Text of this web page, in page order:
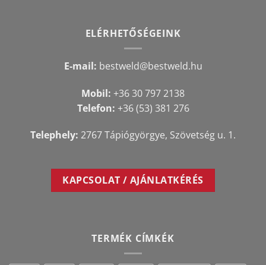
ELÉRHETŐSÉGEINK
E-mail: bestweld@bestweld.hu
Mobil: +36 30 797 2138
Telefon: +36 (53) 381 276
Telephely: 2767 Tápiógyörgye, Szövetség u. 1.
KAPCSOLAT / AJÁNLATKÉRÉS
TERMÉK CÍMKÉK